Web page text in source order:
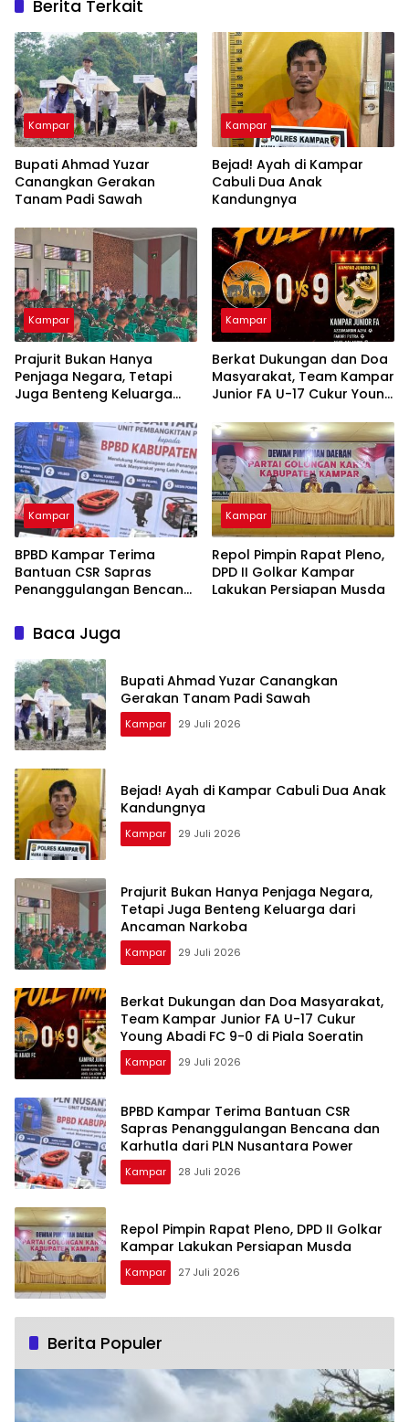
Berita Terkait
Kampar
Bupati Ahmad Yuzar
Canangkan Gerakan
Tanam Padi Sawah
Kampar
Bejad! Ayah di Kampar
Cabuli Dua Anak
Kandungnya
Kampar
Prajurit Bukan Hanya
Penjaga Negara, Tetapi
Juga Benteng Keluarga
Kampar
Berkat Dukungan dan Doa
Masyarakat, Team Kampar
Junior FA U-17 Cukur Young
Soeratin
Kampar
BPBD Kampar Terima
Bantuan CSR Sapras
Penanggulangan Bencana
Nusantara Power
Kampar
Repol Pimpin Rapat Pleno,
DPD II Golkar Kampar
Lakukan Persiapan Musda
Baca Juga
Bupati Ahmad Yuzar Canangkan
Gerakan Tanam Padi Sawah
Kampar 29 Juli 2026
Bejad! Ayah di Kampar Cabuli Dua Anak
Kandungnya
Kampar 29 Juli 2026
Prajurit Bukan Hanya Penjaga Negara,
Tetapi Juga Benteng Keluarga dari
Ancaman Narkoba
Kampar 29 Juli 2026
Berkat Dukungan dan Doa Masyarakat,
Team Kampar Junior FA U-17 Cukur
Young Abadi FC 9-0 di Piala Soeratin
Kampar 29 Juli 2026
BPBD Kampar Terima Bantuan CSR
Sapras Penanggulangan Bencana dan
Karhutla dari PLN Nusantara Power
Kampar 28 Juli 2026
Repol Pimpin Rapat Pleno, DPD II Golkar
Kampar Lakukan Persiapan Musda
Kampar 27 Juli 2026
Berita Populer